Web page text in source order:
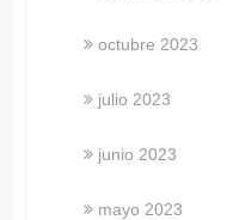
octubre 2023
julio 2023
junio 2023
mayo 2023